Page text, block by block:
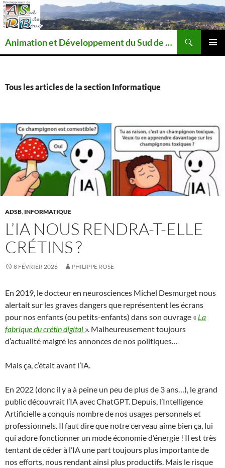
Animation et Développement du Sud de Bouc
MENU
Tous les articles de la section Informatique
ADSB, INFORMATIQUE
L’IA NOUS RENDRA-T-ELLE
CRÉTINS ?
8 FÉVRIER 2026 PHILIPPE ROSE
En 2019, le docteur en neurosciences Michel Desmurget nous
alertait sur les graves dangers que représentent les écrans
pour nos enfants (ou petits-enfants) dans son ouvrage « La
fabrique du crétin digital ». Malheureusement toujours
d’actualité malgré les annonces de nos politiques…
Mais ça, c’était avant l’IA.
En 2022 (donc il y a à peine un peu de plus de 3 ans…), le grand
public découvrait l’IA avec ChatGPT. Depuis, l’Intelligence
Artificielle a conquis nombre de nos usages personnels et
professionnels. Il faut dire que notre cerveau aime bien ça, lui
qui adore fonctionner un mode économie d’énergie ! Il est très
tentant de céder à l’IA une part toujours plus importante de
nos efforts, nous rendant ainsi plus productifs. Mais le risque